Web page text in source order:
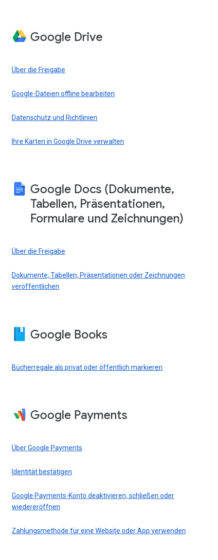
Google Drive
Über die Freigabe
Google-Dateien offline bearbeiten
Datenschutz und Richtlinien
Ihre Karten in Google Drive verwalten
Google Docs (Dokumente,
Tabellen, Präsentationen,
Formulare und Zeichnungen)
Über die Freigabe
Dokumente, Tabellen, Präsentationen oder Zeichnungen
veröffentlichen
Google Books
Bücherregale als privat oder öffentlich markieren
Google Payments
Über Google Payments
Identität bestätigen
Google Payments-Konto deaktivieren, schließen oder
wiedereröffnen
Zahlungsmethode für eine Website oder App verwenden